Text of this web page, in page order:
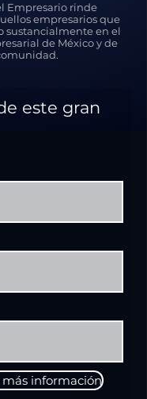
Empresario rinde
empresarios que
sustancialmente en el
de México y de
este gran
información